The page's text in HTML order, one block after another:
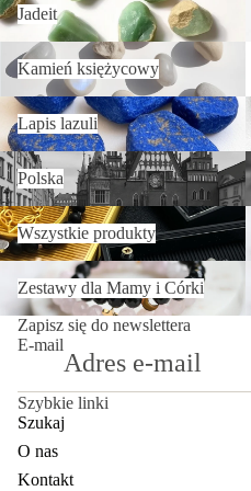
Jadeit
Kamień księżycowy
Kamień księżycowy
Lapis lazuli
Lapis lazuli
Polska
Polska
Wszystkie produkty
Wszystkie produkty
Zestawy dla Mamy i Córki
Zestawy dla Mamy i Córki
Zapisz się do newslettera
E-mail
Szybkie linki
Szukaj
O nas
Kontakt